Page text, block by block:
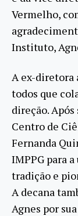
Vermelho,
Instituto,
A ex-diretora
todos que
direção. Após
Centro de
Fernanda
IMPPG para
tradição e
A decana
Agnes por